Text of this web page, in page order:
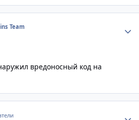
Team
вредоносный код на